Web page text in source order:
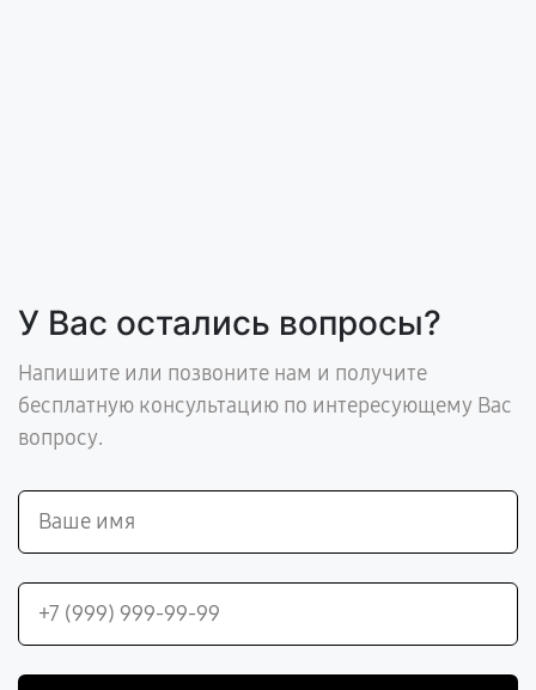
У Вас остались вопросы?
Напишите или позвоните нам и получите
бесплатную консультацию по интересующему Вас
вопросу.